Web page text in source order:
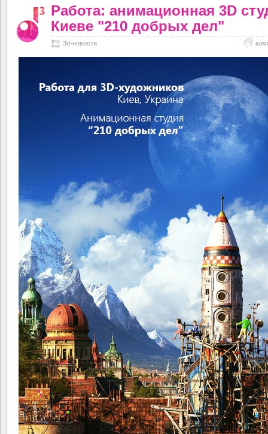
Работа: анимационная 3D
Киеве "210 добрых дел"
3d-новости